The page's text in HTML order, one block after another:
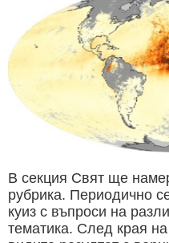
В секция Свят ще
рубрика. Периодично
куиз с въпроси на
тематика. След края